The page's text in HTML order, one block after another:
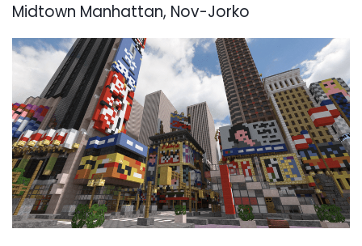
Midtown Manhattan, Nov-Jorko